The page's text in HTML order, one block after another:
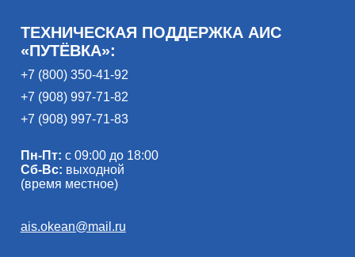
ТЕХНИЧЕСКАЯ ПОДДЕРЖКА АИС
«ПУТЁВКА»:
+7 (800) 350-41-92
+7 (908) 997-71-82
+7 (908) 997-71-83
Пн-Пт: с 09:00 до 18:00
Сб-Вс: выходной
(время местное)
ais.okean@mail.ru